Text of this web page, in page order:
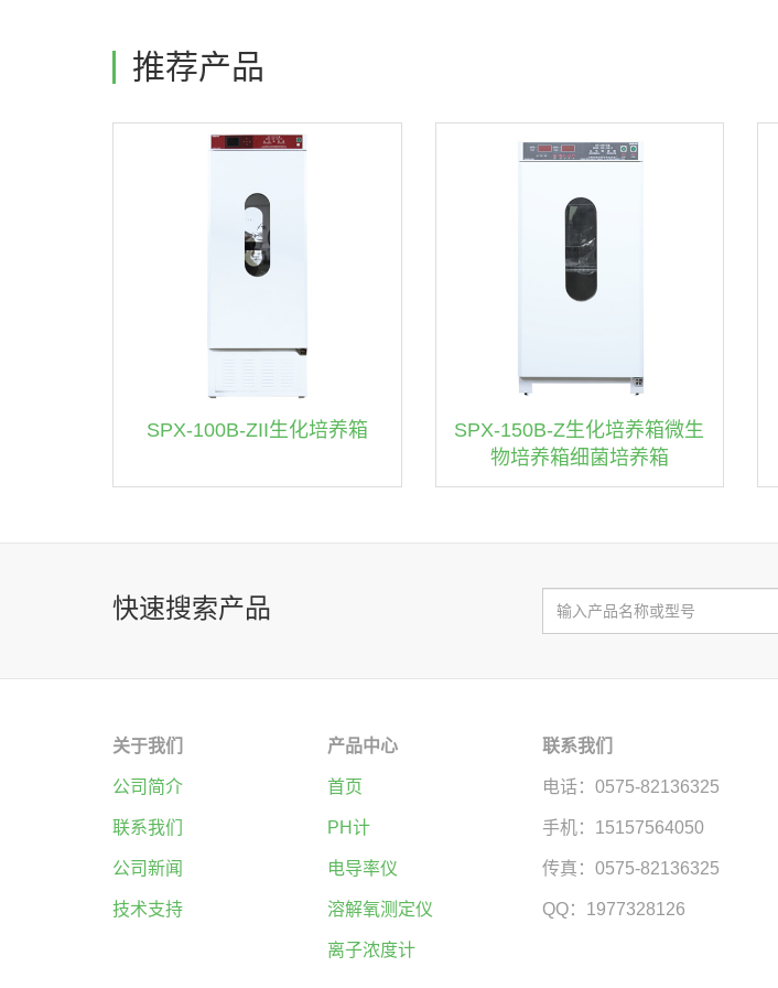
推荐产品
SPX-100B-ZII生化培养箱
SPX-150B-Z生化培养箱微生
物培养箱细菌培养箱
快速搜索产品
关于我们
公司简介
联系我们
公司新闻
技术支持
产品中心
首页
PH计
电导率仪
溶解氧测定仪
离子浓度计
联系我们
电话：0575-82136325
手机：15157564050
传真：0575-82136325
QQ：1977328126